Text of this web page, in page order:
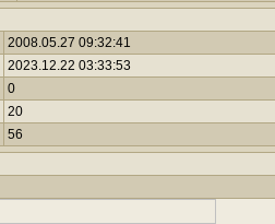
2008.05.27 09:32:41
2023.12.22 03:33:53
0
20
56